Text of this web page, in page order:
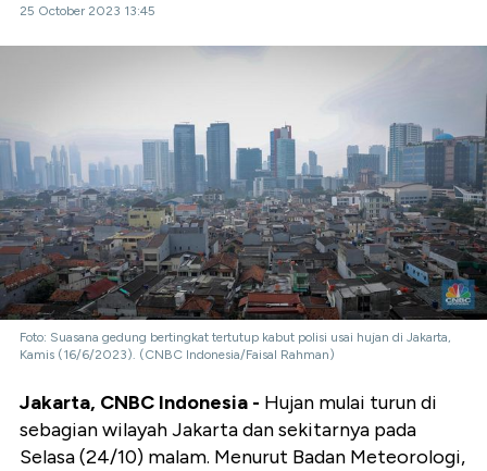
25 October 2023 13:45
Foto: Suasana gedung bertingkat tertutup kabut polisi usai hujan di Jakarta,
Kamis (16/6/2023). (CNBC Indonesia/Faisal Rahman)
Jakarta, CNBC Indonesia - Hujan mulai turun di
sebagian wilayah Jakarta dan sekitarnya pada
Selasa (24/10) malam. Menurut Badan Meteorologi,